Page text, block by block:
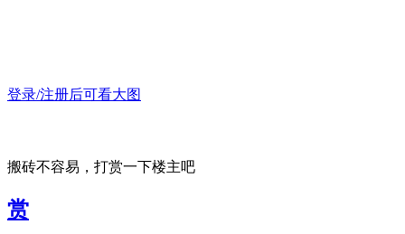
登录/注册后可看大图
搬砖不容易，打赏一下楼主吧
赏